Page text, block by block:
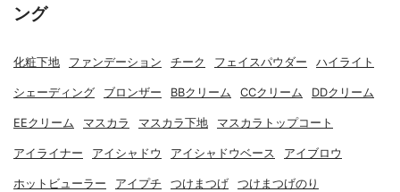
ング
化粧下地 ファンデーション チーク フェイスパウダー ハイライト
シェーディング ブロンザー BBクリーム CCクリーム DDクリーム
EEクリーム マスカラ マスカラ下地 マスカラトップコート
アイライナー アイシャドウ アイシャドウベース アイブロウ
ホットビューラー アイプチ つけまつげ つけまつげのり